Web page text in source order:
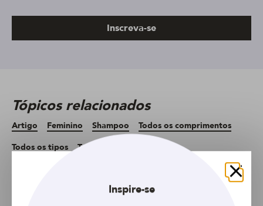
Inscreva-se
Tópicos relacionados
Artigo Feminino Shampoo
Todos os comprimentos
Todos os tipos
Todos os tipos de cabelo
Fechar
Inspire-se